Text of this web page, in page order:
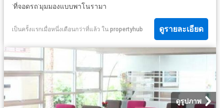
·ที่จอดรถ·มุมมองแบบพาโนรามา
เป็นครั้งแรกเมื่อหนึ่งเดือนกว่าที่แล้ว ใน propertyhub ดูรายละเอียด
ดูรูปภาพ